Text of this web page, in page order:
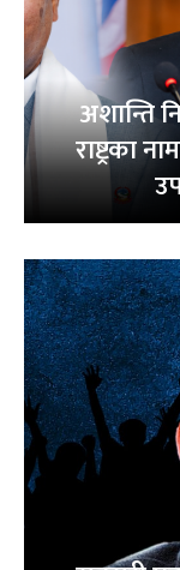
अशान्ति
राष्ट्रका